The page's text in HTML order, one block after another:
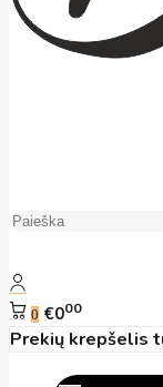
0 €000
Prekių krepšelis